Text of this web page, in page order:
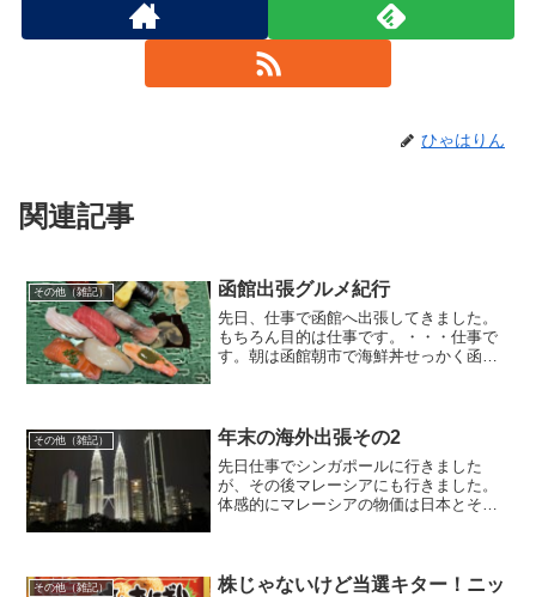
ひゃはりん
関連記事
その他（雑記） 函館出張グルメ紀行
先日、仕事で函館へ出張してきました。
もちろん目的は仕事です。・・・仕事で
す。朝は函館朝市で海鮮丼せっかく函館
食べられるかな？」と思っ...
その他（雑記） 年末の海外出張その2
先日仕事でシンガポールに行きました
が、その後マレーシアにも行きました。
体感的にマレーシアの物価は日本とそれ
スラム教徒でお酒を飲まない...
その他（雑記）
株じゃないけど当選キター！ニッ